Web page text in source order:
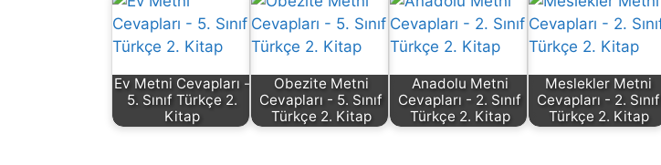
Ev Metni Cevapları -
5. Sınıf Türkçe 2.
Kitap
Obezite Metni
Cevapları - 5. Sınıf
Türkçe 2. Kitap
Anadolu Metni
Cevapları - 2. Sınıf
Türkçe 2. Kitap
Meslekler Metni
Cevapları - 2. Sınıf
Türkçe 2. Kitap